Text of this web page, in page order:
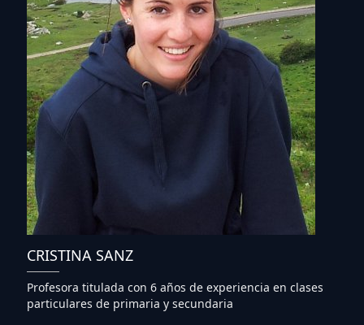
CRISTINA SANZ
Profesora titulada con 6 años de experiencia en clases
particulares de primaria y secundaria